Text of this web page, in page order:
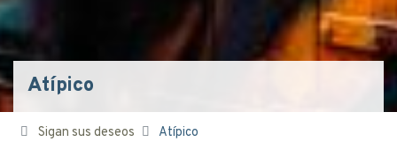
Atípico
Sigan sus deseos Atípico